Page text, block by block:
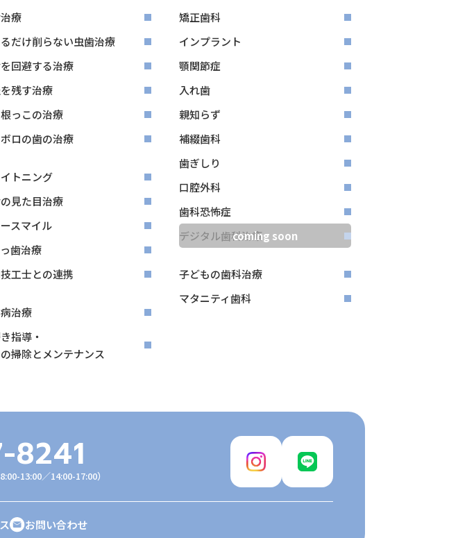
療
だけ削らない虫歯治療
回避する治療
残す治療
っこの治療
ロの歯の治療
トニング
見た目治療
スマイル
歯治療
工士との連携
治療
指導・
掃除とメンテナンス
矯正歯科
インプラント
顎関節症
入れ歯
親知らず
補綴歯科
歯ぎしり
口腔外科
歯科恐怖症
デジタル歯科治療
子どもの歯科治療
マタニティ歯科
8241
13:00／14:00-17:00）
お問い合わせ